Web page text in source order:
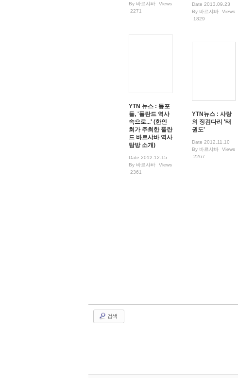
By 바르샤바
Views
2271
Date 2013.09.23
By 바르샤바
Views
1829
YTN 뉴스 : 동포
들, '폴란드 역사
속으로...' (한인
회가 주최한 폴란
드 바르샤바 역사
탐방 소개)
Date 2012.12.15
By 바르샤바
Views
2361
YTN뉴스 : 사랑
의 징검다리 '태
권도'
Date 2012.11.10
By 바르샤바
Views
2267
검색